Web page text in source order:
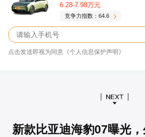
6.28-7.98万元
竞争力指数：64.6
点击发送即视为同意《个人信息保护声明》
新款比亚迪海豹07曝光